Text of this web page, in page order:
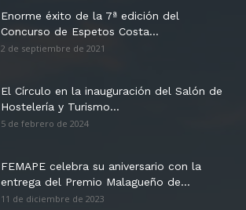
Enorme éxito de la 7ª edición del
Concurso de Espetos Costa...
2 de septiembre de 2021
El Círculo en la inauguración del Salón de
Hostelería y Turismo...
5 de febrero de 2024
FEMAPE celebra su aniversario con la
entrega del Premio Malagueño de...
11 de diciembre de 2023